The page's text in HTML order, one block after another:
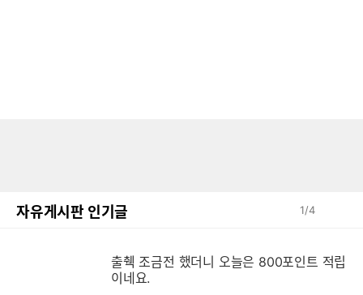
자유게시판 인기글 1/4
출췍 조금전 했더니 오늘은 800포인트 적립
이네요.